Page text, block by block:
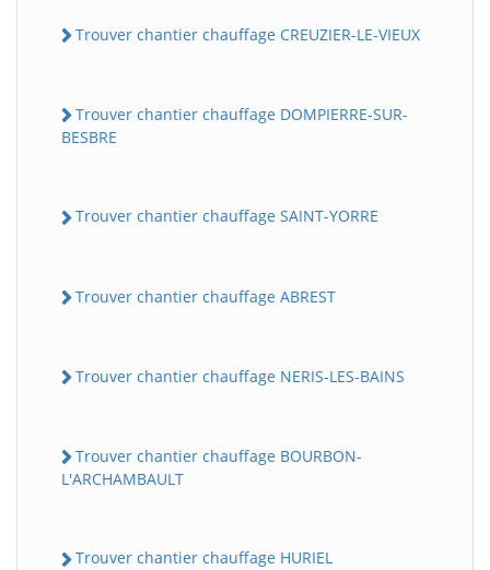
Trouver chantier chauffage CREUZIER-LE-VIEUX
Trouver chantier chauffage DOMPIERRE-SUR-
BESBRE
Trouver chantier chauffage SAINT-YORRE
Trouver chantier chauffage ABREST
Trouver chantier chauffage NERIS-LES-BAINS
Trouver chantier chauffage BOURBON-
L'ARCHAMBAULT
Trouver chantier chauffage HURIEL